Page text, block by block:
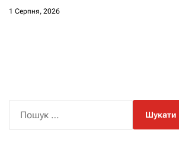
1 Серпня, 2026